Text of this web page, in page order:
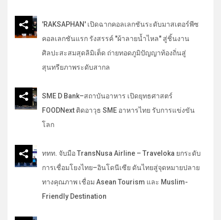
'RAKSAPHAN' เปิดฉากคอลเลกชันระดับมาสเตอร์พีซ
คอลเลกชันแรก รังสรรค์ "ผ้าลายน้ำไหล" สู่ชิ้นงาน
ศิลปะสะสมสุดลิมิเต็ด ถ่ายทอดภูมิปัญญาท้องถิ่นสู่
สุนทรียภาพระดับสากล
SME D Bank–สถาบันอาหาร เปิดยุทธศาสตร์
FOODNext ติดอาวุธ SME อาหารไทย รับการแข่งขัน
โลก
ททท. จับมือ TransNusa Airline – Traveloka ยกระดับ
การเชื่อมโยงไทย–อินโดนีเซีย ดันไทยสู่จุดหมายปลาย
ทางคุณภาพ เชื่อม Asean Tourism และ Muslim-
Friendly Destination